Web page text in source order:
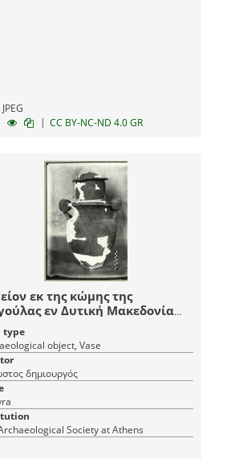
| CC BY-NC-ND 4.0 GR
εκ της κώμης της
εν Δυτική Μακεδονία
την Εράτυραν.
type
object, Vase
δημιουργός
Society at Athens